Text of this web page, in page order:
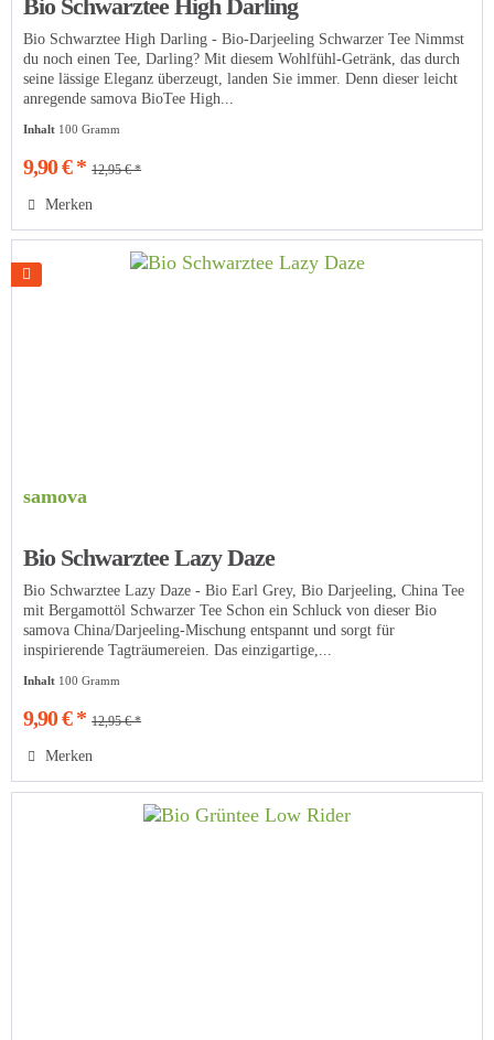
Bio Schwarztee High Darling
Bio Schwarztee High Darling - Bio-Darjeeling Schwarzer Tee Nimmst
du noch einen Tee, Darling? Mit diesem Wohlfühl-Getränk, das durch
seine lässige Eleganz überzeugt, landen Sie immer. Denn dieser leicht
anregende samova BioTee High...
Inhalt 100 Gramm
9,90 € * 12,95 € *
Merken
samova
Bio Schwarztee Lazy Daze
Bio Schwarztee Lazy Daze - Bio Earl Grey, Bio Darjeeling, China Tee
mit Bergamottöl Schwarzer Tee Schon ein Schluck von dieser Bio
samova China/Darjeeling-Mischung entspannt und sorgt für
inspirierende Tagträumereien. Das einzigartige,...
Inhalt 100 Gramm
9,90 € * 12,95 € *
Merken